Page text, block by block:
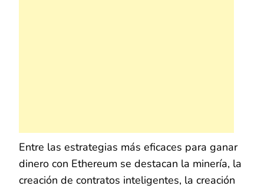
Entre las estrategias más eficaces para ganar
dinero con Ethereum se destacan la minería, la
creación de contratos inteligentes, la creación